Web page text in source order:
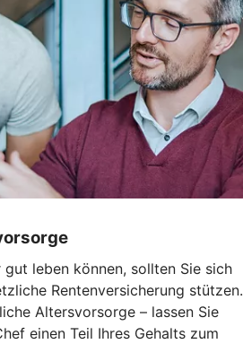
leben können, sollten Sie sich
Rentenversicherung stützen.
Altersvorsorge – lassen Sie
einen Teil Ihres Gehalts zum